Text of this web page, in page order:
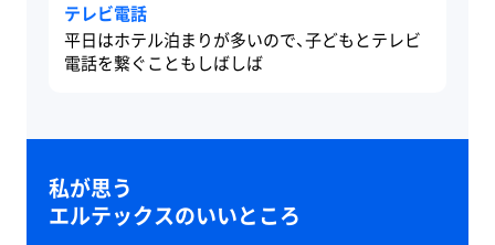
テレビ電話
平日はホテル泊まりが多いので、子どもとテレビ
電話を繋ぐこともしばしば
私が思う
エルテックスのいいところ